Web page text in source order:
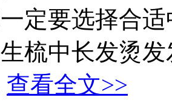
定要选择合
梳中长发烫
查看全文>>